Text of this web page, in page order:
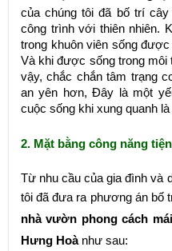
của chúng tôi đã bố trí
công trình với thiên nhiên.
trong khuôn viên sống
Và khi được sống trong
vậy, chắc chắn tâm trạng
an yên hơn, Đây là một
cuộc sống khi xung quanh
2. Mặt bằng công năng
Từ nhu cầu của gia đình và
tôi đã đưa ra phương án bố
nhà vườn phong cách
Hưng Hoà như sau: